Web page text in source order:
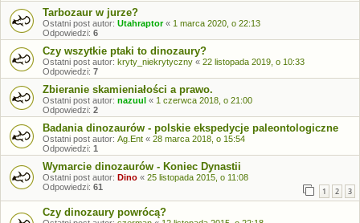
Tarbozaur w jurze?
Ostatni post autor: Utahraptor« 1 marca 2020, o 22:13
Odpowiedzi: 6
Czy wszytkie ptaki to dinozaury?
Ostatni post autor: kryty_niekrytyczny « 22 listopada 2019, o 10:33
Odpowiedzi: 7
Zbieranie skamieniałości a prawo.
Ostatni post autor: nazuul « 1 czerwca 2018, o 21:00
Odpowiedzi: 2
Badania dinozaurów - polskie ekspedycje paleontologiczne
Ostatni post autor: Ag.Ent « 28 marca 2018, o 15:54
Odpowiedzi: 1
Wymarcie dinozaurów - Koniec Dynastii
Ostatni post autor: Dino « 25 listopada 2015, o 11:08
Odpowiedzi: 61 1 2 3
Czy dinozaury powrócą?